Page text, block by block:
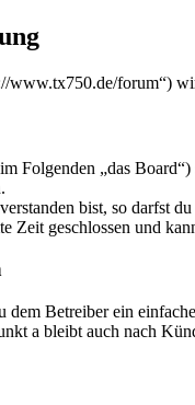
forum“)
Folgenden „das
bist, so darfst
Zeit geschlossen und
Betreiber ein
a bleibt auch nach